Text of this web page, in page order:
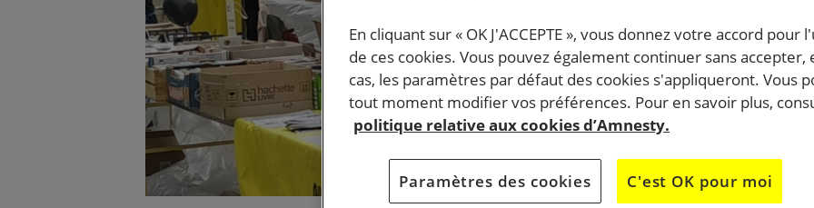
En cliquant sur « OK J'ACCEPTE », vous donnez votre accord pour
de ces cookies. Vous pouvez également continuer sans accepter,
cas, les paramètres par défaut des cookies s'appliqueront. Vous
tout moment modifier vos préférences. Pour en savoir plus,
politique relative aux cookies d’Amnesty.
Paramètres des cookies C'est OK pour moi